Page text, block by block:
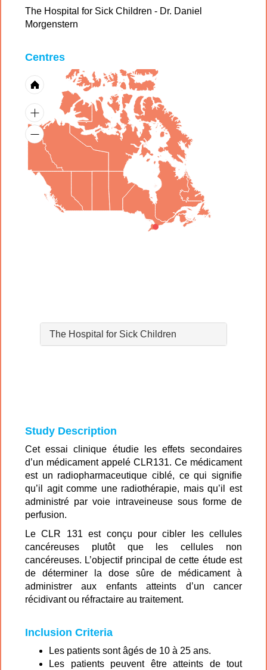
The Hospital for Sick Children - Dr. Daniel
Morgenstern
Centres
The Hospital for Sick Children
Study Description
Cet essai clinique étudie les effets secondaires
d’un médicament appelé CLR131. Ce médicament
est un radiopharmaceutique ciblé, ce qui signifie
qu’il agit comme une radiothérapie, mais qu’il est
administré par voie intraveineuse sous forme de
perfusion.
Le CLR 131 est conçu pour cibler les cellules
cancéreuses plutôt que les cellules non
cancéreuses. L’objectif principal de cette étude est
de déterminer la dose sûre de médicament à
administrer aux enfants atteints d’un cancer
récidivant ou réfractaire au traitement.
Inclusion Criteria
Les patients sont âgés de 10 à 25 ans.
Les patients peuvent être atteints de tout